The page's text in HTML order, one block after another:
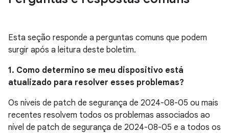
Esta seção responde a perguntas comuns que podem
surgir após a leitura deste boletim.
1. Como determino se meu dispositivo está
atualizado para resolver esses problemas?
Os níveis de patch de segurança de 2024-08-05 ou mais
recentes resolvem todos os problemas associados ao
nível de patch de segurança de 2024-08-05 e a todos os